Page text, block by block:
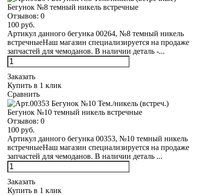
Бегунок №8 темный никель встречные
Отзывов: 0
100 руб.
Артикул данного бегунка 00264, №8 темный никель
встречныеНаш магазин специализируется на продаже
запчастей для чемоданов. В наличии деталь -...
Заказать
Купить в 1 клик
Сравнить
Бегунок №10 темный никель встречные
Отзывов: 0
100 руб.
Артикул данного бегунка 00353, №10 темный никель
встречныеНаш магазин специализируется на продаже
запчастей для чемоданов. В наличии деталь ...
Заказать
Купить в 1 клик